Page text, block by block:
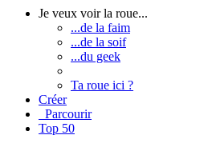
Je veux voir la roue...
...de la faim
...de la soif
...du geek
Ta roue ici ?
Créer
Parcourir
Top 50